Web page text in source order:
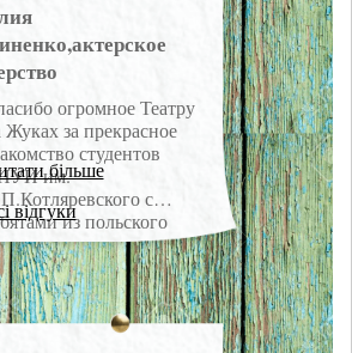
огромное Театру
Жуках за прекрасное
студентов
им.
с
из польского
«KRZYK».
энергетика в
зале согрела всех.
слов, просто спасибо
то,что вы занимаетесь
більше
відгуки